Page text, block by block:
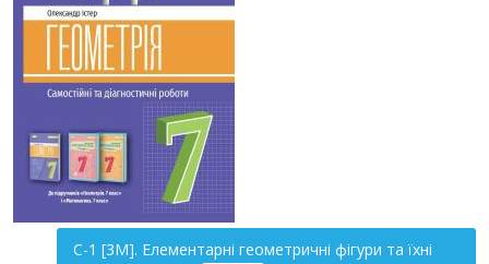
С-1 [3М]. Елементарні геометричні фігури та їхні